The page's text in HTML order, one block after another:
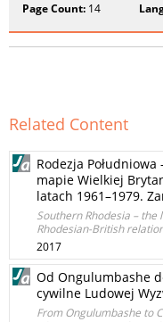
Page Count: 14
Related Content
Rodezja
mapie Wielkiej
latach 1961–1979.
Southern Rhodesia –
Rhodesian-British
2017
Od Ongulumbashe
cywilne Ludowej
From Ongulumbashe to